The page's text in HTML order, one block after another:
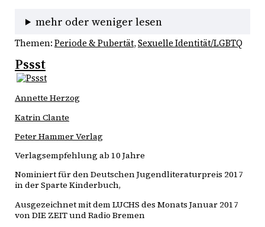
mehr oder weniger lesen
Themen: Periode & Pubertät, Sexuelle Identität/LGBTQ
Pssst
Annette Herzog
Katrin Clante
Peter Hammer Verlag
Verlagsempfehlung ab 10 Jahre
Nominiert für den Deutschen Jugendliteraturpreis 2017
in der Sparte Kinderbuch,
Ausgezeichnet mit dem LUCHS des Monats Januar 2017
von DIE ZEIT und Radio Bremen